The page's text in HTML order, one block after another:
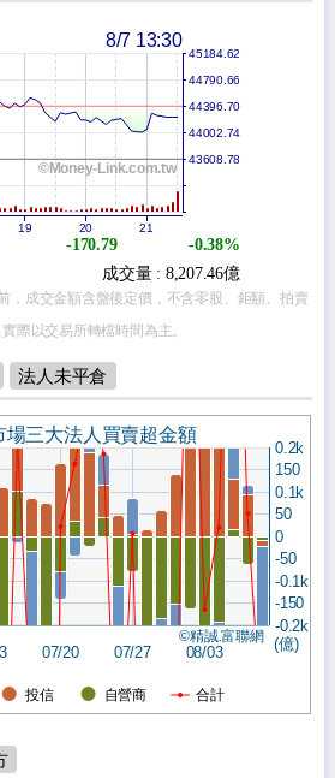
©Money-Link.com.tw
8/7 13:30
-170.79
-0.38%
成交量 : 8,207.46億
19 20 21
43608.78
44002.74
44396.70
44790.66
45184.62
，成交金額含盤後定價，不含零股、鉅額、拍賣
際以交易所轉檔時間為主。
法人未平倉
(億)
場三大法人買賣超金額
投信 自營商 合計
07/20 07/27 08/03
-0.2k
-150
-0.1k
-50
0
50
0.1k
150
0.2k
©精誠.富聯網